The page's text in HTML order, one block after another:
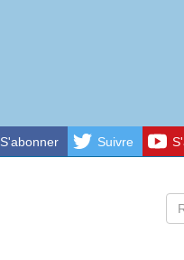
S'abonner Suivre